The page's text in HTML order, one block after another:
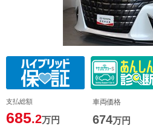
支払総額
685.2万円
車両価格
674万円